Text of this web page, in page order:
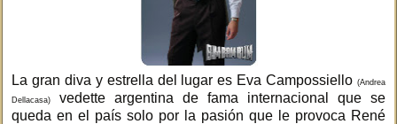
La gran diva y estrella del lugar es Eva Campossiello (Andrea
Dellacasa)
vedette argentina de fama internacional que se
queda en el país solo por la pasión que le provoca René